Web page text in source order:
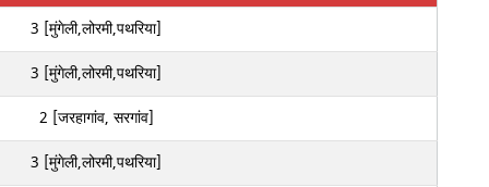
3 [मुंगेली,लोरमी,पथरिया]
3 [मुंगेली,लोरमी,पथरिया]
2 [जरहागांव, सरगांव]
3 [मुंगेली,लोरमी,पथरिया]